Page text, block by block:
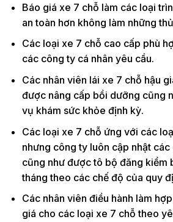
Báo giá xe 7 chỗ làm các loại
an toàn hơn không làm những
Các loại xe 7 chỗ cao cấp phù
các công ty cá nhân yêu cầu.
Các nhân viên lái xe 7 chỗ hậu
được nâng cấp bồi dưỡng cũng
vụ khám sức khỏe định kỳ.
Các loại xe 7 chỗ ứng với các
nhưng công ty luôn cập nhật
cũng như được tô bộ đăng kiểm
tháng theo các chế độ của quy
Các nhân viên điều hành làm
giá cho các loại xe 7 chỗ theo